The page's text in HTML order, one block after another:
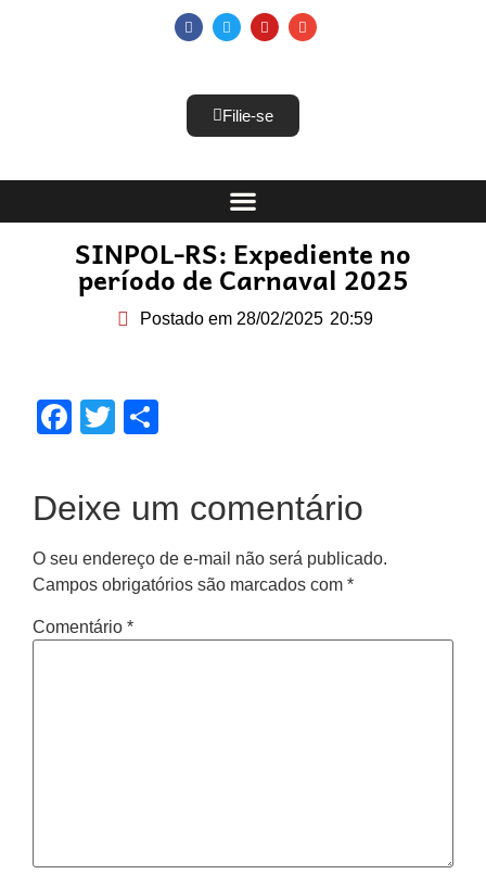
Filie-se
SINPOL-RS: Expediente no
período de Carnaval 2025
Postado em 28/02/2025 20:59
Facebook
Twitter
Deixe um comentário
O seu endereço de e-mail não será publicado.
Campos obrigatórios são marcados com *
Comentário *